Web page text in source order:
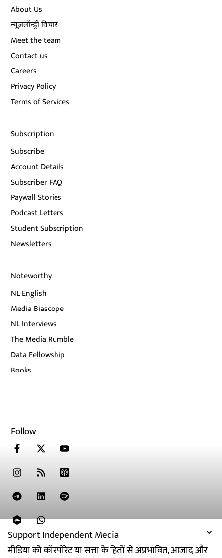
Support Independent Media
मीडिया को कॉरपोरेट या सत्ता के हितों से अप्रभावित, आजाद और
About Us
न्यूज़लॉन्ड्री विचार
Meet the team
Contact us
Careers
Privacy Policy
Terms of Services
Subscription
Subscribe
Account Details
Subscriber FAQ
Paywall Stories
Podcast Letters
Student Subscription
Newsletters
Noteworthy
NL English
Media Biascope
NL Interviews
The Media Rumble
Data Fellowship
Books
Follow